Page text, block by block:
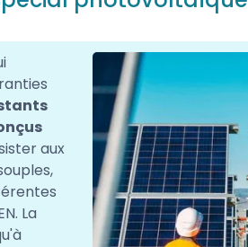
aux
La